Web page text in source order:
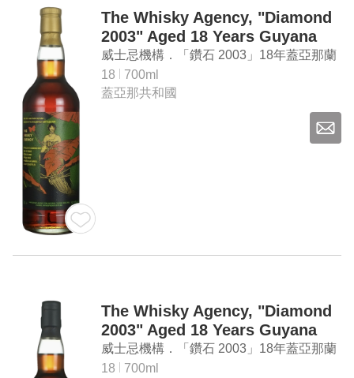
The Whisky Agency, "Diamond
2003" Aged 18 Years Guyana
Rum (ALC 51.3%)
威士忌機構．「鑽石 2003」18年蓋亞那蘭
姆酒（ALC 51.3%）
18
700ml
蓋亞那共和國
The Whisky Agency, "Diamond
2003" Aged 18 Years Guyana
Rum (ALC 53.1%)
威士忌機構．「鑽石 2003」18年蓋亞那蘭
姆酒（ALC 53.1%）
18
700ml